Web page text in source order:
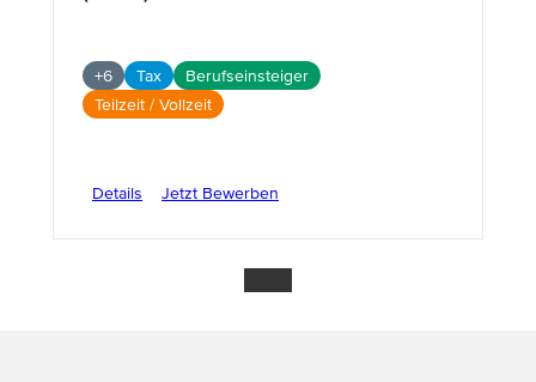
+6 Tax
Berufseinsteiger
Teilzeit / Vollzeit
Details Jetzt Bewerben